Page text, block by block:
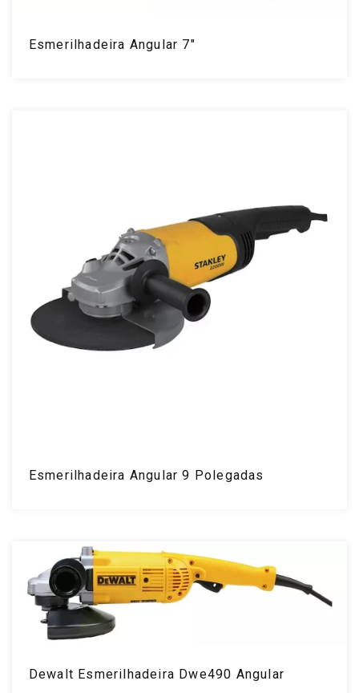
Esmerilhadeira Angular 7"
Esmerilhadeira Angular 9 Polegadas
Dewalt Esmerilhadeira Dwe490 Angular